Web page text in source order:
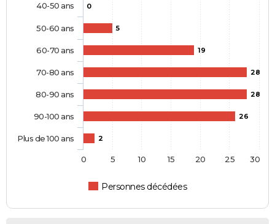
0
5
19
28
28
26
2
Personnes décédées
40-50 ans
50-60 ans
60-70 ans
70-80 ans
80-90 ans
90-100 ans
Plus de 100 ans
0 5 10 15 20 25 30